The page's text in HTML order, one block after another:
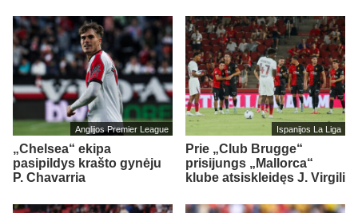
Anglijos Premier League
„Chelsea“ ekipa
pasipildys krašto gynėju
P. Chavarria
Ispanijos La Liga
Prie „Club Brugge“
prisijungs „Mallorca“
klube atsiskleidęs J. Virgili